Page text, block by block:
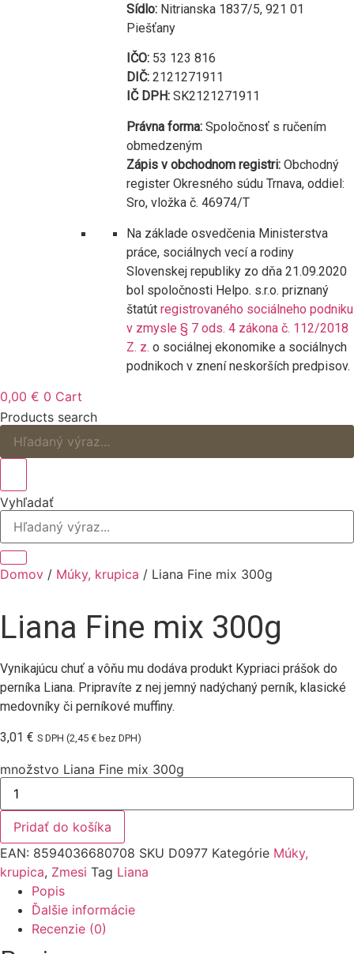
Sídlo: Nitrianska 1837/5, 921 01
Piešťany
IČO: 53 123 816
DIČ: 2121271911
IČ DPH: SK2121271911
Právna forma: Spoločnosť s ručením
obmedzeným
Zápis v obchodnom registri: Obchodný
register Okresného súdu Trnava, oddiel:
Sro, vložka č. 46974/T
Na základe osvedčenia Ministerstva
práce, sociálnych vecí a rodiny
Slovenskej republiky zo dňa 21.09.2020
bol spoločnosti Helpo. s.r.o. priznaný
štatút registrovaného sociálneho podniku
v zmysle § 7 ods. 4 zákona č. 112/2018
Z. z. o sociálnej ekonomike a sociálnych
podnikoch v znení neskorších predpisov.
0,00 € 0 Cart
Products search
Vyhľadať
Domov / Múky, krupica / Liana Fine mix 300g
Liana Fine mix 300g
Vynikajúcu chuť a vôňu mu dodáva produkt Kypriaci prášok do
perníka Liana. Pripravíte z nej jemný nadýchaný perník, klasické
medovníky či perníkové muffiny.
3,01 € S DPH (2,45 € bez DPH)
množstvo Liana Fine mix 300g
Pridať do košíka
EAN: 8594036680708 SKU D0977 Kategórie Múky,
krupica, Zmesi Tag Liana
Popis
Ďalšie informácie
Recenzie (0)